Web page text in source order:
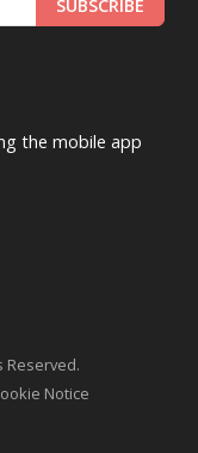
SUBSCRIBE
the mobile app
Reserved.
Notice